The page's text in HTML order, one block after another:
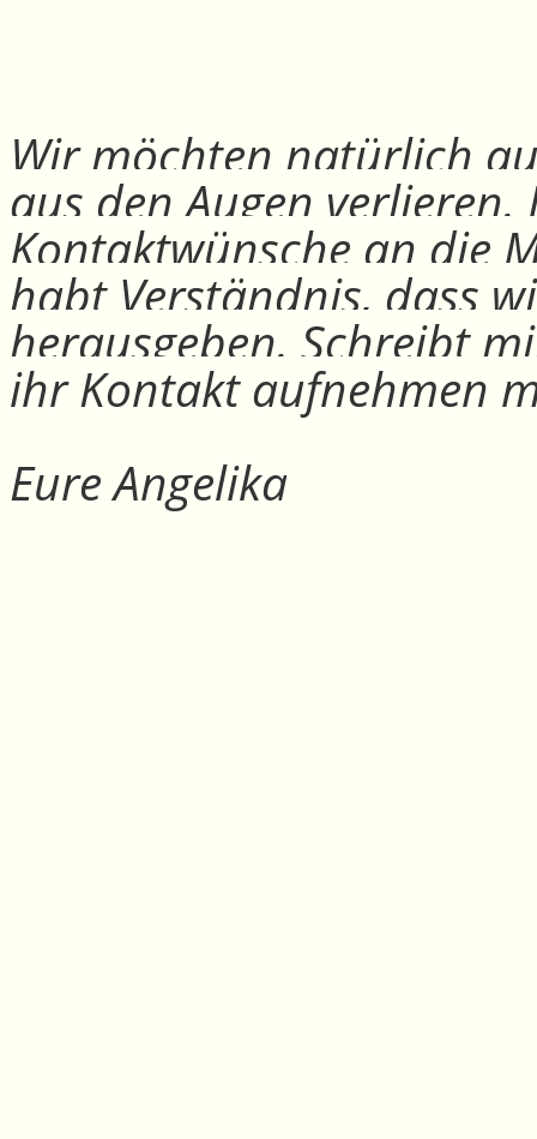
Wir möchten natürlich
aus den Augen
Kontaktwünsche an die
habt Verständnis, dass
herausgeben. Schreibt
ihr Kontakt aufnehmen
Eure Angelika